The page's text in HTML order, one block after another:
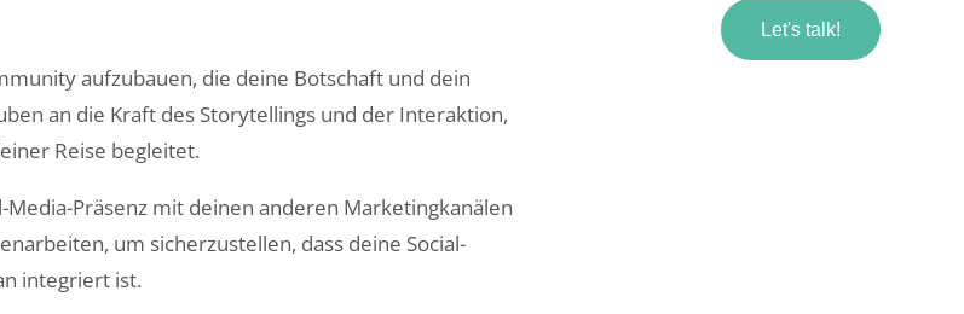
aufzubauen, die deine Botschaft und dein
an die Kraft des Storytellings und der Interaktion,
Reise begleitet.
Präsenz mit deinen anderen Marketingkanälen
um sicherzustellen, dass deine Social-
integriert ist.
Let's talk!